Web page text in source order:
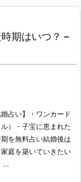
期はいつ？ –
占い】
・ワンカード
）
・子宝に恵まれた
を無料占い結婚後は
庭を築いていきたい
...